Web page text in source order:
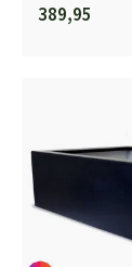
389,95